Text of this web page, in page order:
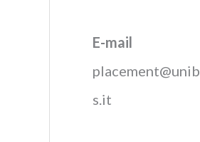
E-mail
placement@unib
s.it